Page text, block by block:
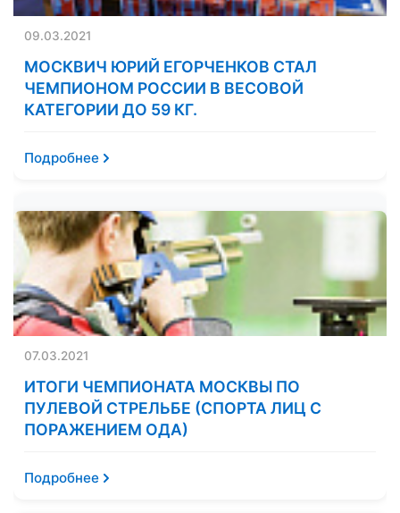
09.03.2021
МОСКВИЧ ЮРИЙ ЕГОРЧЕНКОВ СТАЛ
ЧЕМПИОНОМ РОССИИ В ВЕСОВОЙ
КАТЕГОРИИ ДО 59 КГ.
Подробнее
07.03.2021
ИТОГИ ЧЕМПИОНАТА МОСКВЫ ПО
ПУЛЕВОЙ СТРЕЛЬБЕ (СПОРТА ЛИЦ С
ПОРАЖЕНИЕМ ОДА)
Подробнее